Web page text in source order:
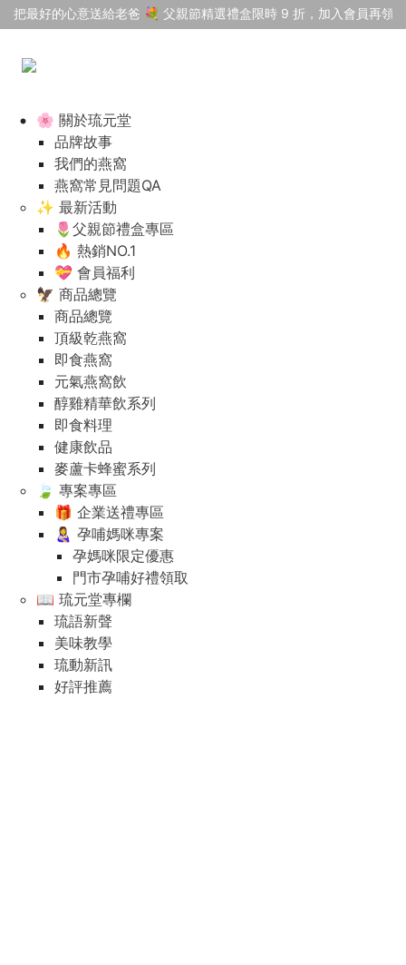
🌸 關於琉元堂
品牌故事
我們的燕窩
燕窩常見問題QA
✨ 最新活動
🌷父親節禮盒專區
🔥 熱銷NO.1
💝 會員福利
🦅 商品總覽
商品總覽
頂級乾燕窩
即食燕窩
元氣燕窩飲
醇雞精華飲系列
即食料理
健康飲品
麥蘆卡蜂蜜系列
🍃 專案專區
🎁 企業送禮專區
👩‍🍼 孕哺媽咪專案
孕媽咪限定優惠
門市孕哺好禮領取
📖 琉元堂專欄
琉語新聲
美味教學
琉動新訊
好評推薦
把最好的心意送給老爸 💐 父親節精選禮盒限時 9 折，加入會員再領